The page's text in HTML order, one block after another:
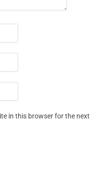
in this browser for the next